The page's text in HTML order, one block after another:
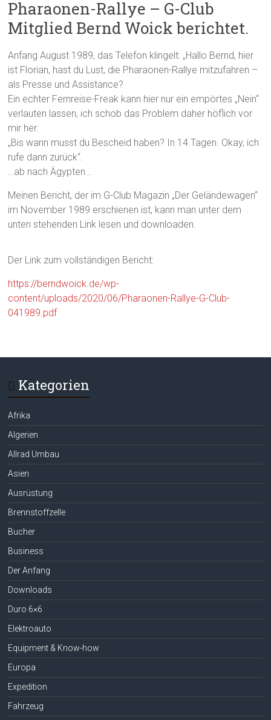
Pharaonen-Rallye – G-Club
Mitglied Bernd Woick berichtet.
Anfang August 1989, das Telefon klingelt: „Hallo Bernd, hier
ist Florian, hast du Lust, die Pharaonen-Rallye mitzufahren –
als Presse und Assistance?
Ein echter Fernreise-Freak kann hier nur ein empörtes „Nein“
verlauten lassen, ich schob das Problem daher höflich vor
mir her:
„Bis wann musst du Bescheid haben? In 14 Tagen. Okay, ich
rufe dann zurück“.
…ab nach Ägypten…
Meinen Bericht, der im G-Club Magazin „Der Geländewagen“
im November 1989 erschienen ist, kann man unter dem
unten stehenden Link lesen und downloaden.
Der Link zum vollständigen Bericht:
https://berndwoick.de/wp-
content/uploads/2020/06/Pharaonen-Rallye-G-Club-
041989.pdf
Kategorien
Afrika
Algerien
Allrad Umbau
Asien
Ausrüstung
Brennstoffzelle
Bucher
Business
Der Anfang
Downloads
Duro 6×6
Elektroauto
Equipment & Know-how
Europa
Expedition
Fahrzeug